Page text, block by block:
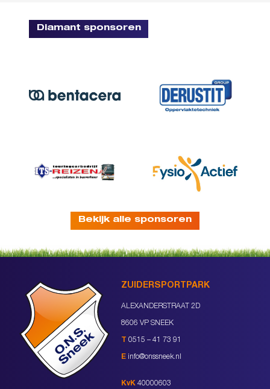
Diamant sponsoren
Bekijk alle sponsoren
ZUIDERSPORTPARK
ALEXANDERSTRAAT 2D
8606 VP SNEEK
T 0515 – 41 73 91
E info@onssneek.nl
KvK 40000603